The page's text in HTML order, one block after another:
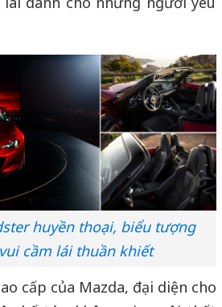
huyền thoại, biểu tượng
cầm lái thuần khiết
cấp của Mazda, đại diện cho